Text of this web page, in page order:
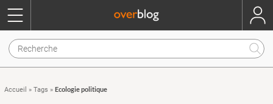
Accueil » Tags » Ecologie politique